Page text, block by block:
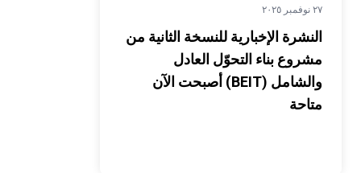
٢٧ نوفمبر ٢٠٢٥
النشرة الإخبارية للنسخة الثانية من
مشروع بناء التحوّل العادل
والشامل (BEIT) أصبحت الآن
متاحة